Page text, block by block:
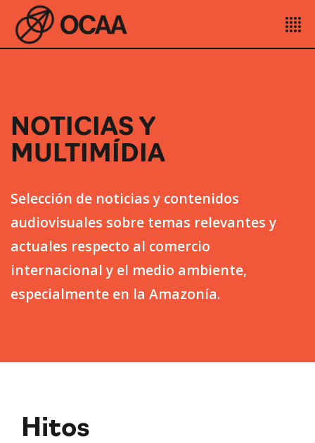
NOTICIAS Y
MULTIMÍDIA
Selección de noticias y contenidos
audiovisuales sobre temas relevantes y
actuales respecto al comercio
internacional y el medio ambiente,
especialmente en la Amazonía.
Hitos